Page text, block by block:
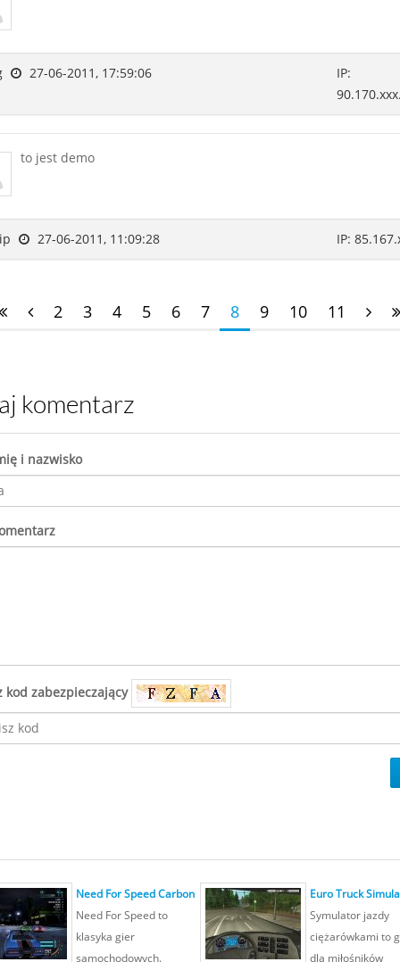
27-06-2011, 17:59:06
IP:
to jest demo
27-06-2011, 11:09:28 IP:
2 3 4 5 6 7 8 9 10 11
komentarz
i nazwisko
kod zabezpieczający
Need For Speed Carbon
Need For Speed to
klasyka gier
samochodowych.
Euro Truck
Symulator jazdy
ciężarówkami to
dla miłośników